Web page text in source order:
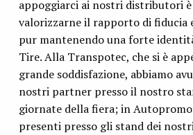
appoggiarci ai nostri distributori
valorizzarne il rapporto di fiducia
pur mantenendo una forte
Tire. Alla Transpotec, che si è
grande soddisfazione, abbiamo
nostri partner presso il nostro
giornate della fiera; in
presenti presso gli stand dei